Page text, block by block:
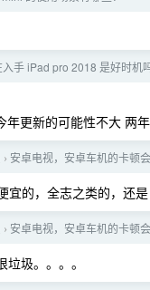
手 iPad pro 2018 是好时机
更新的可能性不大 两
› 安卓电视，安卓车机的卡顿
宜的，全志之类的，还
› 安卓电视，安卓车机的卡顿
圾。。。。